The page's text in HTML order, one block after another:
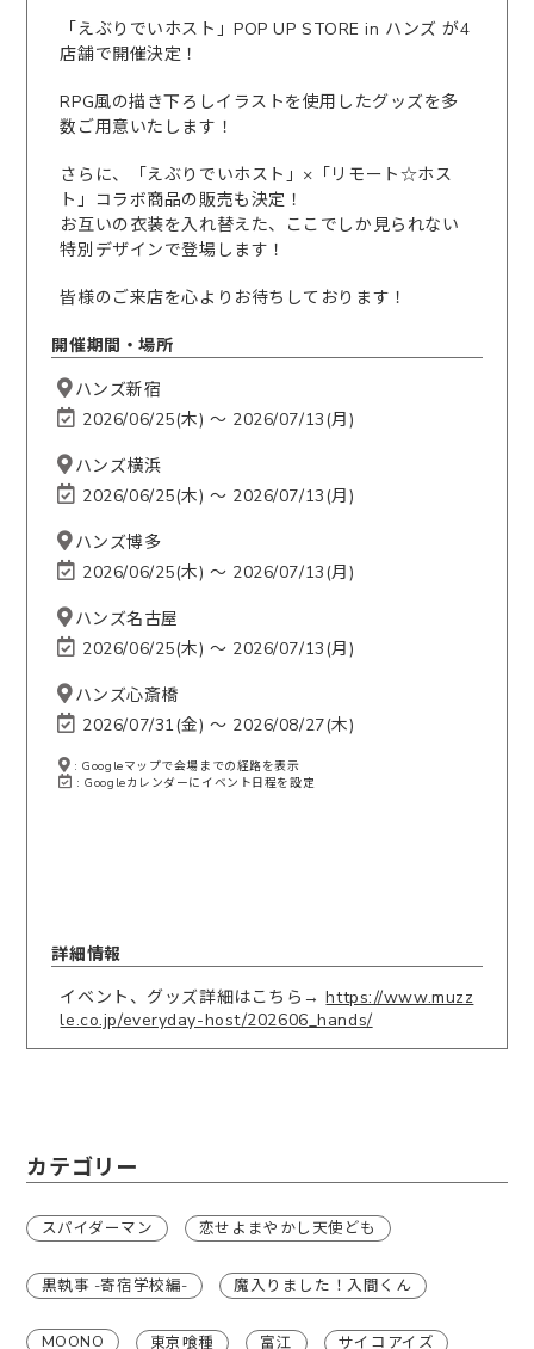
「えぶりでいホスト」POP UP STORE in ハンズ が4
店舗で開催決定！
RPG風の描き下ろしイラストを使用したグッズを多
数ご用意いたします！
さらに、「えぶりでいホスト」×「リモート☆ホス
ト」コラボ商品の販売も決定！
お互いの衣装を入れ替えた、ここでしか見られない
特別デザインで登場します！
皆様のご来店を心よりお待ちしております！
開催期間・場所
ハンズ新宿
2026/06/25(木) 〜 2026/07/13(月)
ハンズ横浜
2026/06/25(木) 〜 2026/07/13(月)
ハンズ博多
2026/06/25(木) 〜 2026/07/13(月)
ハンズ名古屋
2026/06/25(木) 〜 2026/07/13(月)
ハンズ心斎橋
2026/07/31(金) 〜 2026/08/27(木)
: Googleマップで会場までの経路を表示
: Googleカレンダーにイベント日程を設定
詳細情報
イベント、グッズ詳細はこちら→https://www.muzz
le.co.jp/everyday-host/202606_hands/
カテゴリー
スパイダーマン 恋せよまやかし天使ども
黒執事 -寄宿学校編- 魔入りました！入間くん
MOONO 東京喰種 富江 サイコアイズ